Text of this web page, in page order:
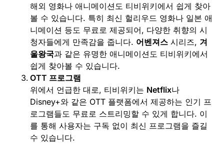
해외 영화나 애니메이션도 티비위키에서 쉽게 찾아
볼 수 있습니다. 특히 최신 헐리우드 영화나 일본 애
니메이션 등도 무료로 제공되어, 다양한 취향의 시
청자들에게 만족감을 줍니다. 어벤져스 시리즈, 겨
울왕국과 같은 유명한 애니메이션도 티비위키에서
쉽게 찾아볼 수 있습니다.
OTT 프로그램
위에서 언급한 대로, 티비위키는 Netflix나
Disney+와 같은 OTT 플랫폼에서 제공하는 인기 프
로그램들도 무료로 스트리밍할 수 있게 합니다. 이
를 통해 사용자는 구독 없이 최신 프로그램을 즐길
수 있습니다.